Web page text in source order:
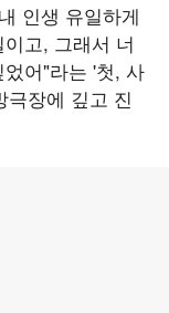
인생 유일하게
고, 그래서 너
어"라는 '첫, 사
극장에 깊고 진